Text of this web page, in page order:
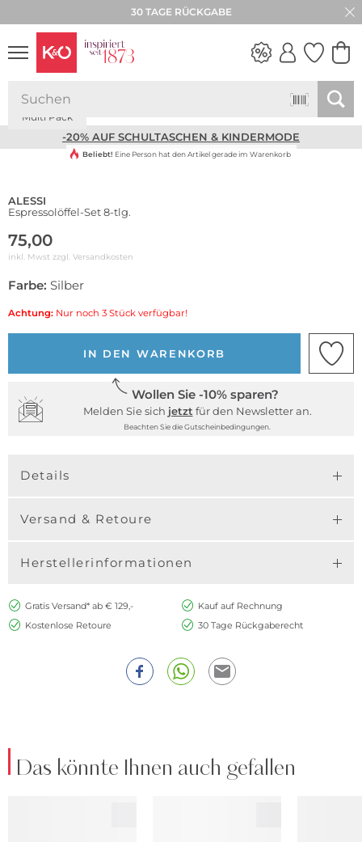
30 TAGE RÜCKGABE
NEW IN
-20% AUF SCHULTASCHEN & KINDERMODE
Multi Pack
Beliebt! Eine Person hat den Artikel gerade im Warenkorb
ALESSI
Espressolöffel-Set 8-tlg.
75,00
inkl. Mwst zzgl. Versandkosten
Farbe: Silber
Achtung: Nur noch 3 Stück verfügbar!
IN DEN WARENKORB
Wollen Sie -10% sparen?
Melden Sie sich jetzt für den Newsletter an.
Beachten Sie die Gutscheinbedingungen.
Details
Versand & Retoure
Herstellerinformationen
Gratis Versand* ab € 129,-
Kauf auf Rechnung
Kostenlose Retoure
30 Tage Rückgaberecht
Das könnte Ihnen auch gefallen